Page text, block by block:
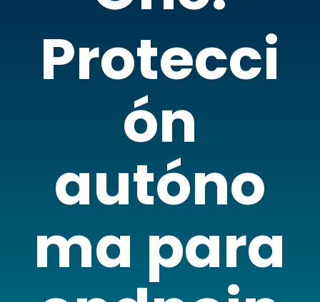
Protecci
ón
autóno
ma para